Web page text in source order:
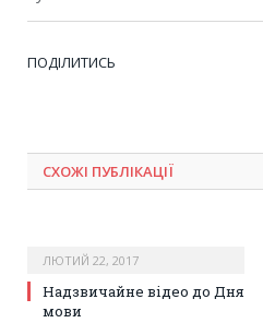
ПОДІЛИТИСЬ
СХОЖІ ПУБЛІКАЦІЇ
ЛЮТИЙ 22, 2017
Надзвичайне відео до Дня
мови